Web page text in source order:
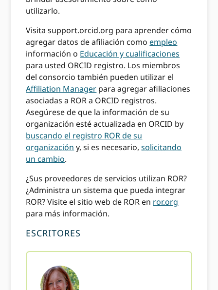
utilizarlo.
Visita support.orcid.org para aprender cómo
agregar datos de afiliación comoempleo
información o Educación y cualificaciones
para usted ORCID registro. Los miembros
del consorcio también pueden utilizar el
Affiliation Manager para agregar afiliaciones
asociadas a ROR a ORCID registros.
Asegúrese de que la información de su
organización esté actualizada en ORCID by
buscando el registro ROR de su
organización y, si es necesario,solicitando
un cambio.
¿Sus proveedores de servicios utilizan ROR?
¿Administra un sistema que pueda integrar
ROR? Visite el sitio web de ROR en ror.org
para más información.
ESCRITORES